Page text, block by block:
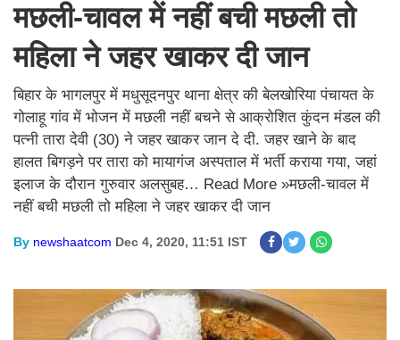
मछली-चावल में नहीं बची मछली तो
महिला ने जहर खाकर दी जान
बिहार के भागलपुर में मधुसूदनपुर थाना क्षेत्र की बेलखोरिया पंचायत के
गोलाहू गांव में भोजन में मछली नहीं बचने से आक्रोशित कुंदन मंडल की
पत्नी तारा देवी (30) ने जहर खाकर जान दे दी. जहर खाने के बाद
हालत बिगड़ने पर तारा को मायागंज अस्पताल में भर्ती कराया गया, जहां
इलाज के दौरान गुरुवार अलसुबह… Read More »मछली-चावल में
नहीं बची मछली तो महिला ने जहर खाकर दी जान
By newshaatcom Dec 4, 2020, 11:51 IST